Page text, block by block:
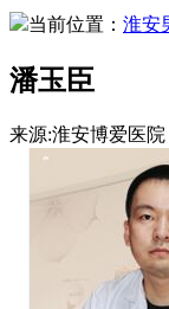
当前位置： 淮安
潘玉臣
来源:淮安博爱医